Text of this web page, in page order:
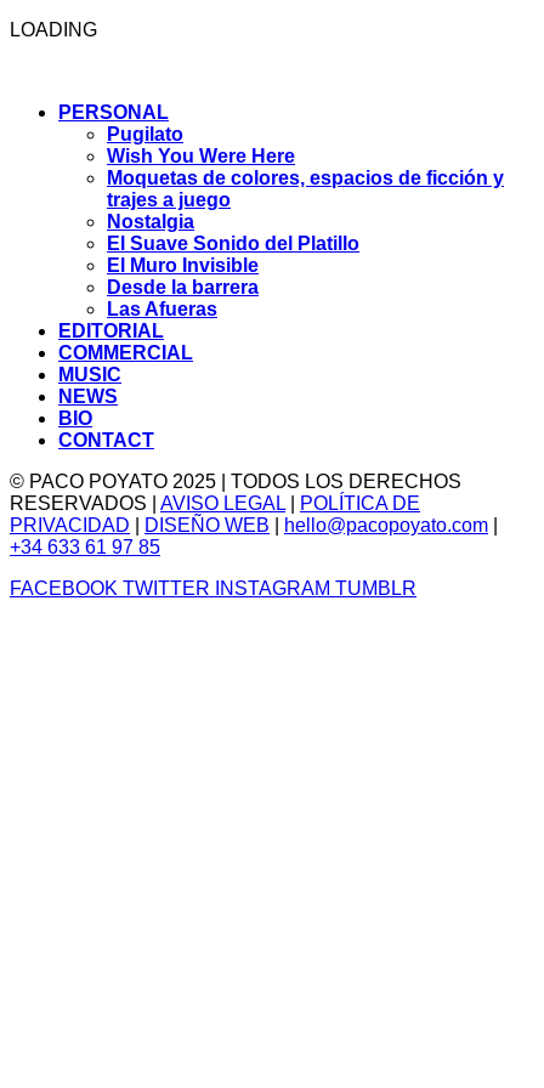
LOADING
PERSONAL
Pugilato
Wish You Were Here
Moquetas de colores, espacios de ficción y
trajes a juego
Nostalgia
El Suave Sonido del Platillo
El Muro Invisible
Desde la barrera
Las Afueras
EDITORIAL
COMMERCIAL
MUSIC
NEWS
BIO
CONTACT
© PACO POYATO 2025 | TODOS LOS DERECHOS
RESERVADOS | AVISO LEGAL
POLÍTICA DE
PRIVACIDAD
DISEÑO WEB hello@pacopoyato.com
+34 633 61 97 85
FACEBOOK TWITTER INSTAGRAM TUMBLR